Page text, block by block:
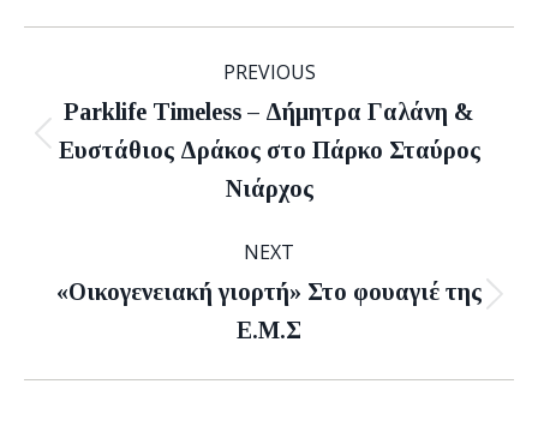
PREVIOUS
Previous
post:
Parklife Timeless – Δήμητρα Γαλάνη &
Ευστάθιος Δράκος στο Πάρκο Σταύρος
Νιάρχος
NEXT
Next
post:
«Οικογενειακή γιορτή» Στο φουαγιέ της
Ε.Μ.Σ